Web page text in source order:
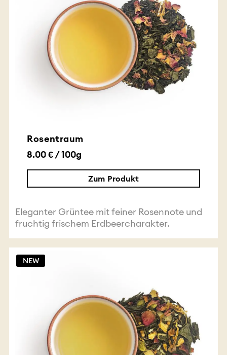
Rosentraum
8.00 € / 100g
Zum Produkt
Eleganter Grüntee mit feiner Rosennote und
fruchtig frischem Erdbeercharakter.
NEW